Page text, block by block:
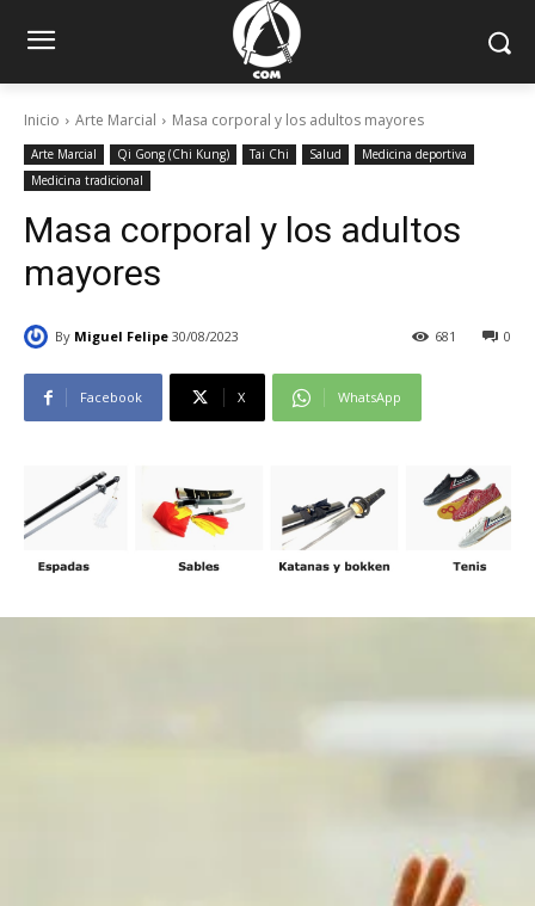
Inicio Arte Marcial Masa corporal y los adultos mayores
Arte Marcial Qi Gong (Chi Kung) Tai Chi Salud
Medicina deportiva
Medicina tradicional
Masa corporal y los adultos
mayores
By Miguel Felipe 30/08/2023 0
681
Facebook X WhatsApp